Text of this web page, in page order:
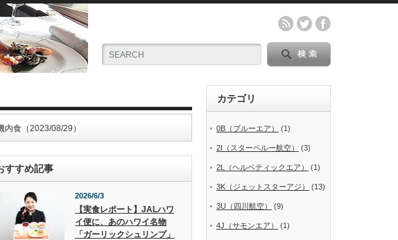
食（2023/08/29）
すすめ記事
2026/6/3
【実食レポート】JALハワ
イ便に、あのハワイ名物
「ガーリックシュリンプ」
カテゴリ
0B（ブルーエア） (1)
2I（スターペルー航空） (3)
2L（ヘルベティックエア） (1)
3K（ジェットスターアジ） (13)
3U（四川航空） (9)
4J（サモンエア） (1)